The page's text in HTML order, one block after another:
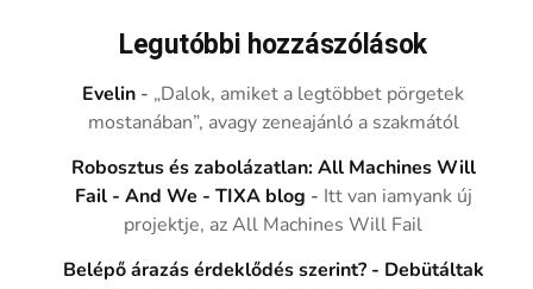
Legutóbbi hozzászólások
Evelin - „Dalok, amiket a legtöbbet pörgetek
mostanában”, avagy zeneajánló a szakmától
Robosztus és zabolázatlan: All Machines Will
Fail - And We - TIXA blog - Itt van iamyank új
projektje, az All Machines Will Fail
Belépő árazás érdeklődés szerint? - Debütáltak